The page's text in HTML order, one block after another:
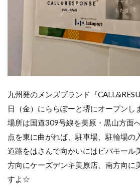
九州発のメンズブランド『
日（金）にららぽーと堺にオープンし
場所は国道309号線を美原・黒山方面
点を東に曲がれば、駐車場、駐輪場の
道路をはさんで向かいにはビバモール
方向にケーズデンキ美原店、南方向に
すよ☆